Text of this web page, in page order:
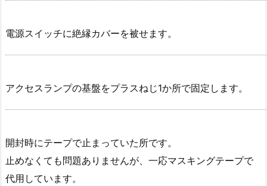
電源スイッチに絶縁カバーを被せます。
アクセスランプの基盤をプラスねじ1か所で固定します。
開封時にテープで止まっていた所です。
止めなくても問題ありませんが、一応マスキングテープで
代用しています。